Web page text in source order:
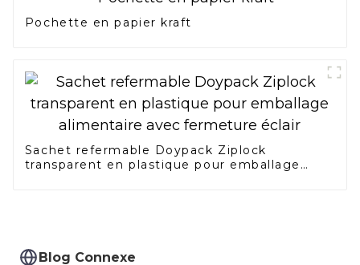
Pochette en papier kraft
Sachet refermable Doypack Ziplock
transparent en plastique pour emballage
Blog Connexe